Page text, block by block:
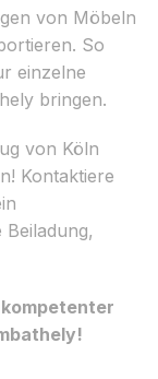
von Möbeln
So
einzelne
bringen.
von Köln
Kontaktiere
kompetenter